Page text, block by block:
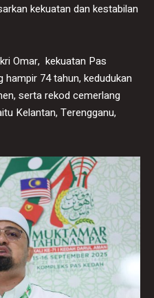
kekuatan dan kestabilan
Omar, kekuatan Pas
74 tahun, kedudukan
serta rekod cemerlang
Kelantan, Terengganu,